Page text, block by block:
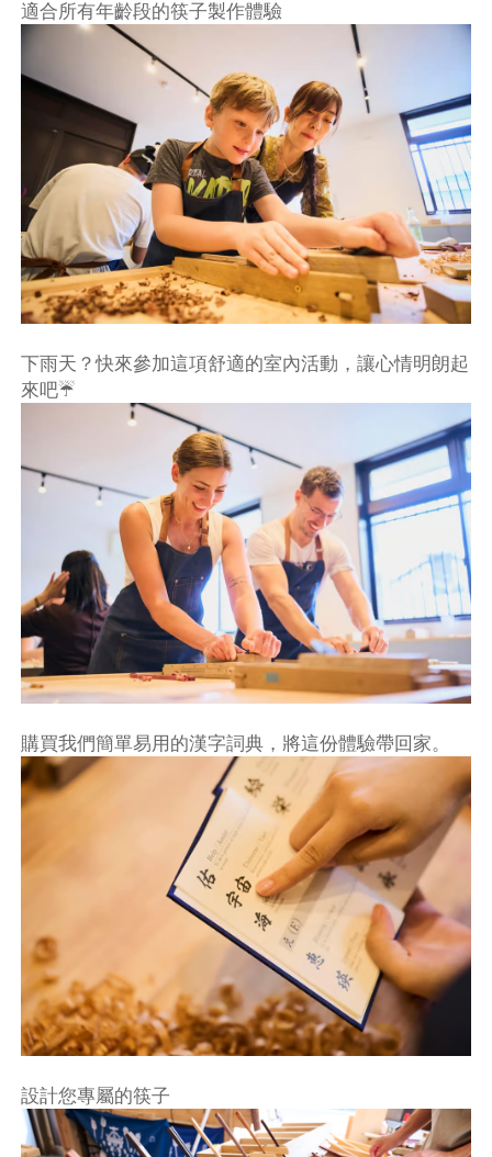
適合所有年齡段的筷子製作體驗
下雨天？快來參加這項舒適的室內活動，讓心情明朗起
來吧☔
購買我們簡單易用的漢字詞典，將這份體驗帶回家。
設計您專屬的筷子
不再提醒 下載APP